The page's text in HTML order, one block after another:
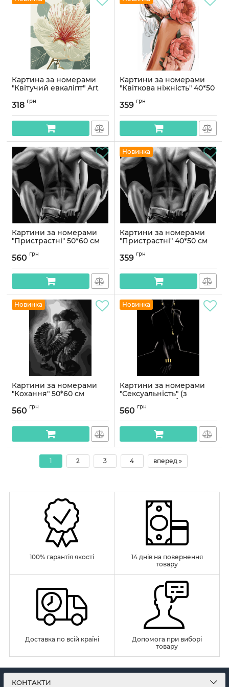
Картина за номерами
"Квітучий евкаліпт" Art
Артикул:
318 грн
Картини за номерами
"Квіткова ніжність" 40*50
Артикул:
359 грн
Картини за номерами
"Пристрастні" 50*60 см
560 грн
Новинка
Картини за номерами
"Пристрастні" 40*50 см
359 грн
Новинка
Картини за номерами
"Кохання" 50*60 см
560 грн
Новинка
Картини за номерами
"Сексуальність" (з
золотими фарбами)
50*60 см
Артикул:PNX6151
560 грн
1 2 3 4 вперед »
100% гарантія якості
14 днів на повернення
товару
Доставка по всій країні
Допомога при виборі
товару
КОНТАКТИ